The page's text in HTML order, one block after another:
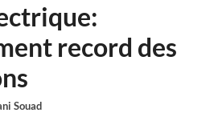
record des
Souad